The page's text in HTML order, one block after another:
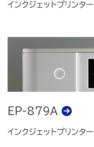
インクジェットプリンター
EP-879A
インクジェットプリンター